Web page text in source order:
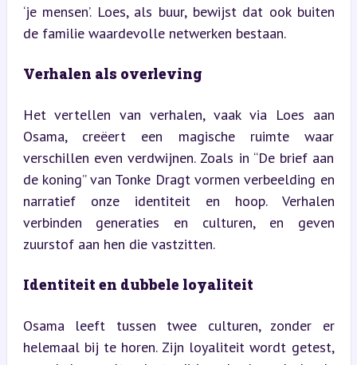
‘je mensen’. Loes, als buur, bewijst dat ook buiten
de familie waardevolle netwerken bestaan.
Verhalen als overleving
Het vertellen van verhalen, vaak via Loes aan
Osama, creëert een magische ruimte waar
verschillen even verdwijnen. Zoals in “De brief aan
de koning” van Tonke Dragt vormen verbeelding en
narratief onze identiteit en hoop. Verhalen
verbinden generaties en culturen, en geven
zuurstof aan hen die vastzitten.
Identiteit en dubbele loyaliteit
Osama leeft tussen twee culturen, zonder er
helemaal bij te horen. Zijn loyaliteit wordt getest,